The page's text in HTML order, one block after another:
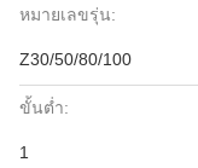
หมายเลขรุ่น:
Z30/50/80/100
ขั้นต่ำ:
1